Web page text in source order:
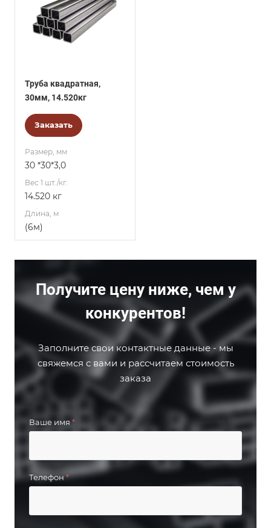
Труба квадратная,
30мм, 14.520кг
Заказать
Размер, мм
30 *30*3,0
Вес 1 шт./кг.
14.520 кг
Длина, м
(6м)
Получите цену ниже, чем у
конкурентов!
Заполните свои контактные данные - мы
свяжемся с вами и рассчитаем стоимость
заказа
Ваше имя *
Телефон*